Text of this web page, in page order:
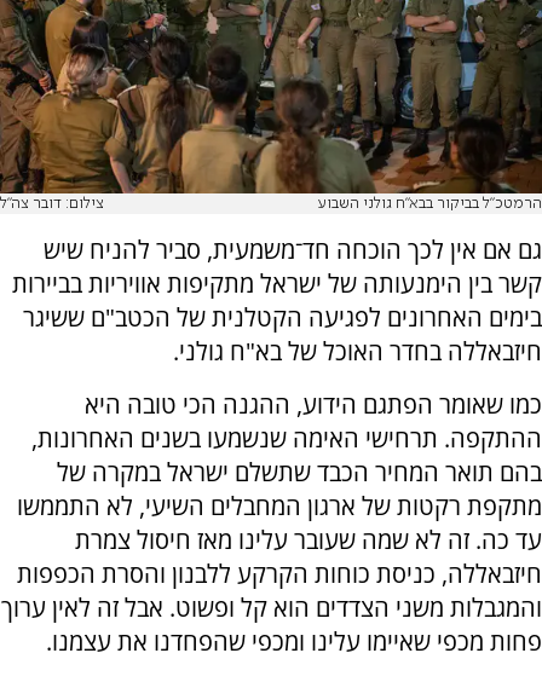
הרמטכ"ל בביקור בבא"ח גולני השבוע צילום: דובר צה"ל
גם אם אין לכך הוכחה חד־משמעית, סביר להניח שיש
קשר בין הימנעותה של ישראל מתקיפות אוויריות בביירות
בימים האחרונים לפגיעה הקטלנית של הכטב"ם ששיגר
חיזבאללה בחדר האוכל של בא"ח גולני.
כמו שאומר הפתגם הידוע, ההגנה הכי טובה היא
ההתקפה. תרחישי האימה שנשמעו בשנים האחרונות,
בהם תואר המחיר הכבד שתשלם ישראל במקרה של
מתקפת רקטות של ארגון המחבלים השיעי, לא התממשו
עד כה. זה לא שמה שעובר עלינו מאז חיסול צמרת
חיזבאללה, כניסת כוחות הקרקע ללבנון והסרת הכפפות
והמגבלות משני הצדדים הוא קל ופשוט. אבל זה לאין ערוך
פחות מכפי שאיימו עלינו ומכפי שהפחדנו את עצמנו.